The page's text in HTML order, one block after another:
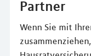
Partner
Wenn Sie mit